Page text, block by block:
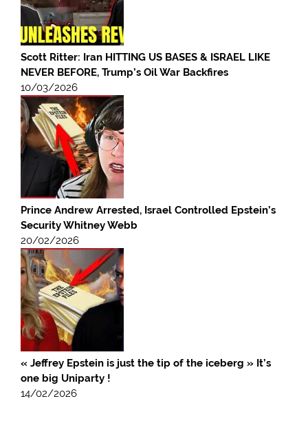
Scott Ritter: Iran HITTING US BASES & ISRAEL LIKE
NEVER BEFORE, Trump’s Oil War Backfires
10/03/2026
Prince Andrew Arrested, Israel Controlled Epstein’s
Security Whitney Webb
20/02/2026
« Jeffrey Epstein is just the tip of the iceberg » It’s
one big Uniparty !
14/02/2026